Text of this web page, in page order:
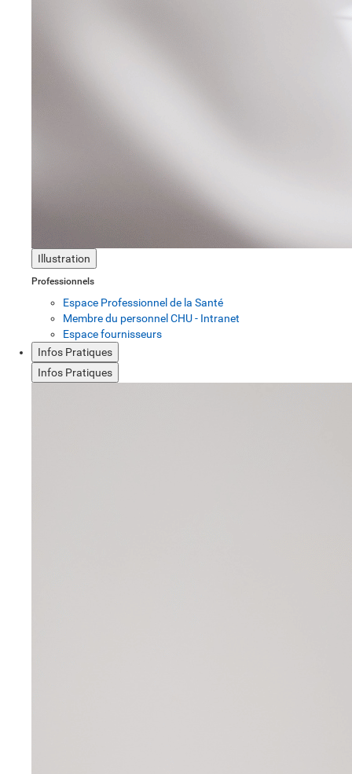
Illustration
Professionnels
Espace Professionnel de la Santé
Membre du personnel CHU - Intranet
Espace fournisseurs
Infos Pratiques
Infos Pratiques